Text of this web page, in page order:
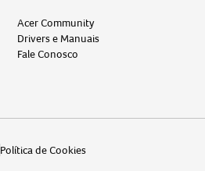
Acer Community
Drivers e Manuais
Fale Conosco
Política de Cookies